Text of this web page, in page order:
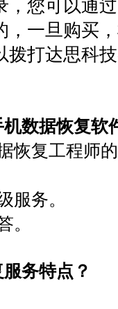
，您可以通
，一旦购买
拨打达思科
数据恢复软
恢复工程师
务。
。
务特点？